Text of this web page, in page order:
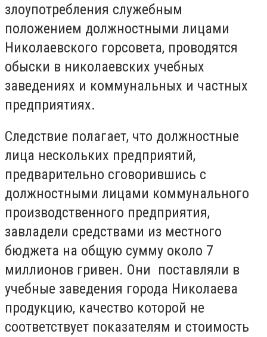
злоупотребления служебным
положением должностными лицами
Николаевского горсовета, проводятся
обыски в николаевских учебных
заведениях и коммунальных и частных
предприятиях.
Следствие полагает, что должностные
лица нескольких предприятий,
предварительно сговорившись с
должностными лицами коммунального
производственного предприятия,
завладели средствами из местного
бюджета на общую сумму около 7
миллионов гривен. Они поставляли в
учебные заведения города Николаева
продукцию, качество которой не
соответствует показателям и стоимость